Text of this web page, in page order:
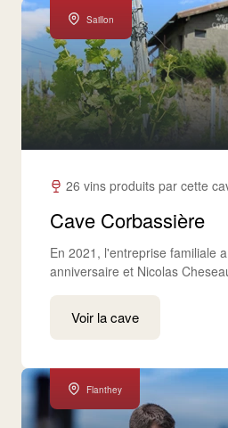
Saillon
26 vins produits par cette
Cave Corbassière
En 2021, l'entreprise familiale
anniversaire et Nicolas
Voir la cave
Flanthey